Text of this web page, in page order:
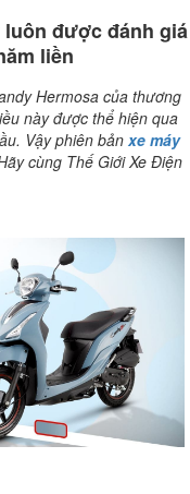
luôn được đánh giá
liền
Hermosa của thương
này được thể hiện qua
Vậy phiên bản xe máy
cùng Thế Giới Xe Điện